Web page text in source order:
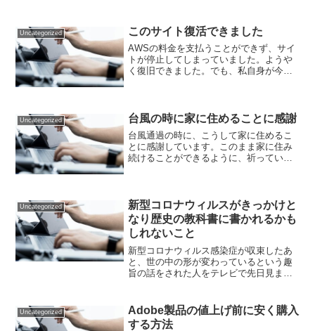
は、使えないので注意が必要です。
ERC20トークン...
Uncategorized このサイト復活できました
AWSの料金を支払うことができず、サイ
トが停止してしまっていました。ようや
く復旧できました。でも、私自身が今月
工面できていないのです...
Uncategorized 台風の時に家に住めることに感謝
台風通過の時に、こうして家に住めるこ
とに感謝しています。このまま家に住み
続けることができるように、祈っていま
私は、ネットで出会った人...
Uncategorized
新型コロナウィルスがきっかけと
なり歴史の教科書に書かれるかも
しれないこと
新型コロナウィルス感染症が収束したあ
と、世の中の形が変わっているという趣
旨の話をされた人をテレビで先日見まし
ウィルス感染症が無かったら、真面目に
日本で議論されることは、...
Uncategorized
Adobe製品の値上げ前に安く購入
する方法